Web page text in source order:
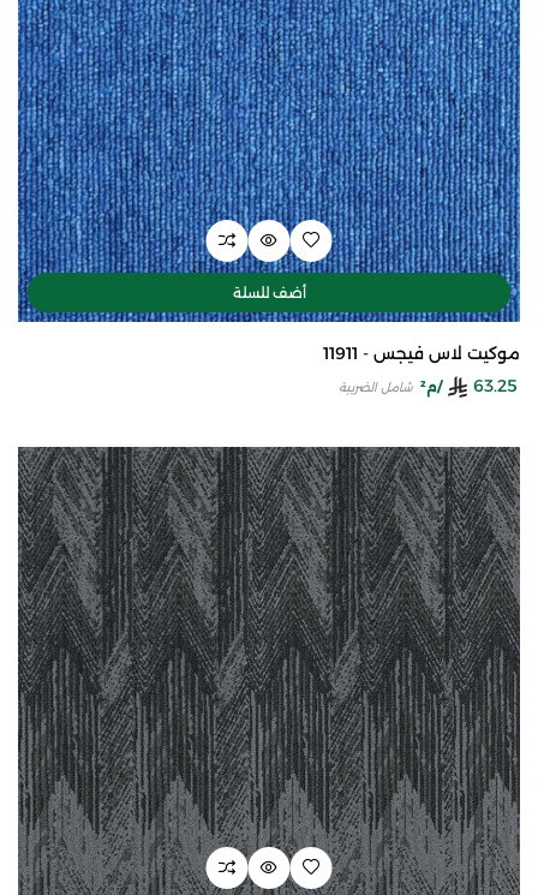
أضف للسلة
موكيت لاس فيجس - 11911
63.25
/م² شامل الضريبة